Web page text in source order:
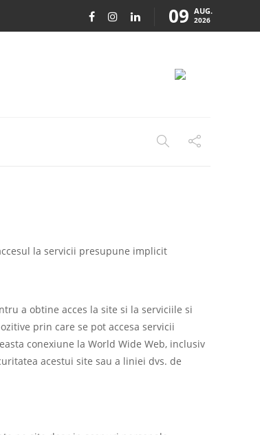
09 AUG.
2026
la servicii presupune implicit
a obtine acces la site si la serviciile si
prin care se pot accesa servicii
conexiune la World Wide Web, inclusiv
acestui site sau a liniei dvs. de